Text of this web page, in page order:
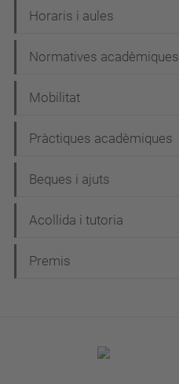
Horaris i aules
Normatives acadèmiques
Mobilitat
Pràctiques acadèmiques
Beques i ajuts
Acollida i tutoria
Premis